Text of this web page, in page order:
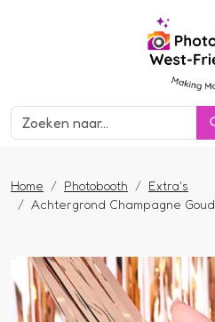
Home Photobooth
Extra's
Achtergrond Champagne Goud